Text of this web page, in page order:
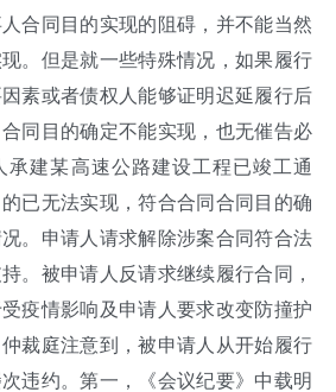
合同目的实现的阻碍，并不能当然
。但是就一些特殊情况，如果履行
素或者债权人能够证明迟延履行后
同目的确定不能实现，也无催告必
承建某高速公路建设工程已竣工通
已无法实现，符合合同合同目的确
。申请人请求解除涉案合同符合法
。被申请人反请求继续履行合同，
疫情影响及申请人要求改变防撞护
裁庭注意到，被申请人从开始履行
次违约。第一，《会议纪要》中载明